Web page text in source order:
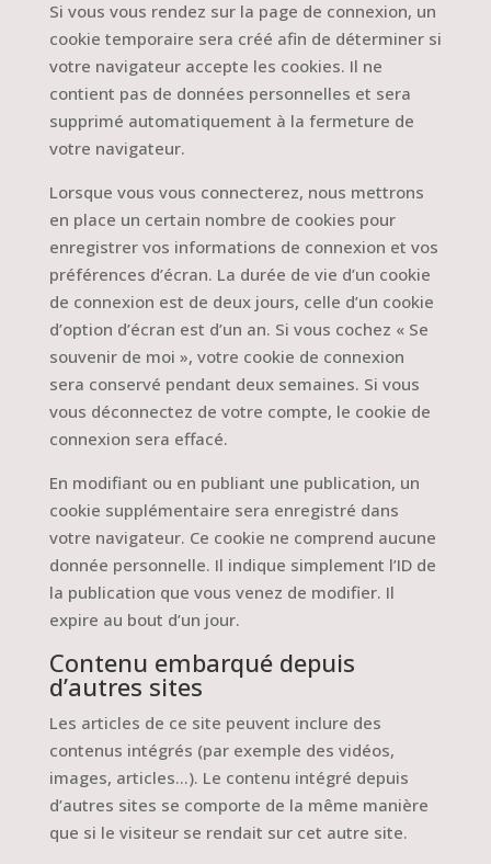
Si vous vous rendez sur la page de connexion, un
cookie temporaire sera créé afin de déterminer si
votre navigateur accepte les cookies. Il ne
contient pas de données personnelles et sera
supprimé automatiquement à la fermeture de
votre navigateur.
Lorsque vous vous connecterez, nous mettrons
en place un certain nombre de cookies pour
enregistrer vos informations de connexion et vos
préférences d’écran. La durée de vie d’un cookie
de connexion est de deux jours, celle d’un cookie
d’option d’écran est d’un an. Si vous cochez « Se
souvenir de moi », votre cookie de connexion
sera conservé pendant deux semaines. Si vous
vous déconnectez de votre compte, le cookie de
connexion sera effacé.
En modifiant ou en publiant une publication, un
cookie supplémentaire sera enregistré dans
votre navigateur. Ce cookie ne comprend aucune
donnée personnelle. Il indique simplement l’ID de
la publication que vous venez de modifier. Il
expire au bout d’un jour.
Contenu embarqué depuis
d’autres sites
Les articles de ce site peuvent inclure des
contenus intégrés (par exemple des vidéos,
images, articles…). Le contenu intégré depuis
d’autres sites se comporte de la même manière
que si le visiteur se rendait sur cet autre site.